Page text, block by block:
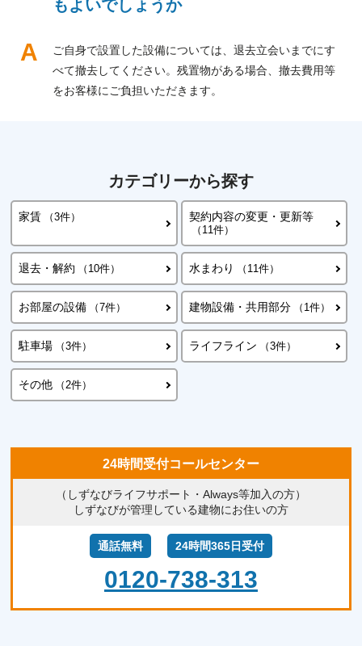
もよいでしょうか
ご自身で設置した設備については、退去立会いまでにす
べて撤去してください。残置物がある場合、撤去費用等
をお客様にご負担いただきます。
カテゴリーから探す
家賃 （3件） 契約内容の変更・更新等
（11件）
退去・解約 （10件） 水まわり （11件）
お部屋の設備 （7件） 建物設備・共用部分 （1件）
駐車場 （3件） ライフライン （3件）
その他 （2件）
24時間受付コールセンター
（しずなびライフサポート・Always等加入の方）
しずなびが管理している建物にお住いの方
通話無料 24時間365日受付
0120-738-313